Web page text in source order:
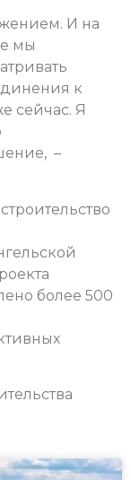
И на
мы
к
сейчас. Я
–
более 500